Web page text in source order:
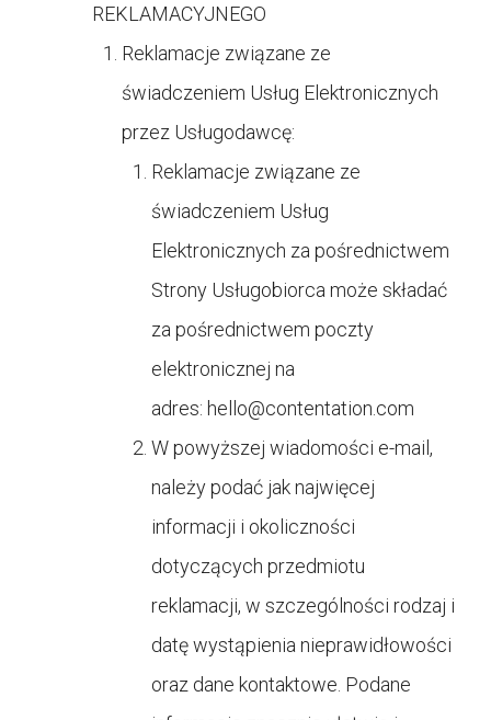
REKLAMACYJNEGO
Reklamacje związane ze
świadczeniem Usług Elektronicznych
przez Usługodawcę:
Reklamacje związane ze
świadczeniem Usług
Elektronicznych za pośrednictwem
Strony Usługobiorca może składać
za pośrednictwem poczty
elektronicznej na
adres: hello@contentation.com
W powyższej wiadomości e-mail,
należy podać jak najwięcej
informacji i okoliczności
dotyczących przedmiotu
reklamacji, w szczególności rodzaj i
datę wystąpienia nieprawidłowości
oraz dane kontaktowe. Podane